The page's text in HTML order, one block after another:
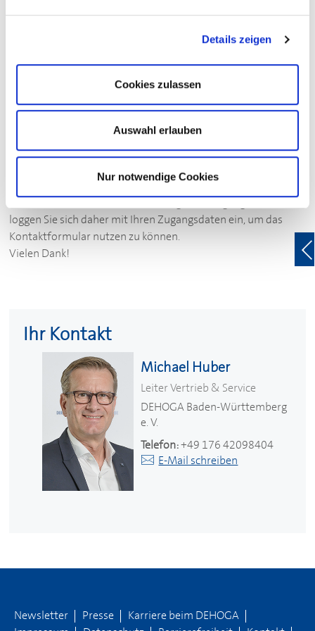
Details zeigen
Cookies zulassen
Auswahl erlauben
Nur notwendige Cookies
Login zum exklusiven Sparvorteil
Ihre Kontaktmöglichkeit zu diesem
DEHOGA
Das Kontakformular ist nur für Mitglieder zugänglich. Bitte
loggen Sie sich daher mit Ihren Zugangsdaten ein, um das
Kontaktformular nutzen zu können.
Vielen Dank!
Ihr Kontakt
Michael Huber
Leiter Vertrieb & Service
DEHOGABaden-Württemberg
e. V.
Telefon:+49 176 42098404
E-Mail schreiben
Newsletter Presse Karriere beim DEHOGA